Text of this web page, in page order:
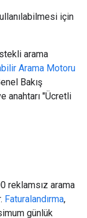
için
arama
Arama Motoru
Bakış
anahtarı "Ücretli
reklamsız arama
Faturalandırma,
günlük